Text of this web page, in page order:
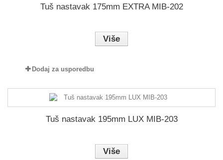
Tuš nastavak 175mm EXTRA MIB-202
Više
Dodaj za usporedbu
Tuš nastavak 195mm LUX MIB-203
Više